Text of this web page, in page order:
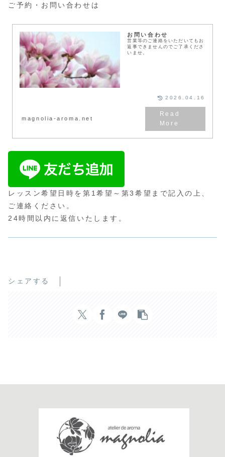
ご予約・お問い合わせは
お問い合わせ
営業等のご連絡をいただいてもお
返事できませんのでご了承くださ
いませ。
magnolia-aroma.net
2026.04.16
レッスン希望日時を第1希望～第3希望まで記入の上、
ご連絡ください。
24時間以内に返信いたします。
シェアする